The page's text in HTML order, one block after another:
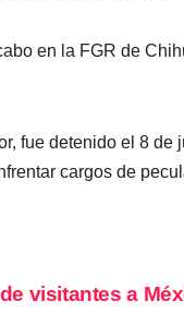
en la FGR de
fue detenido el 8
cargos de
visitantes a